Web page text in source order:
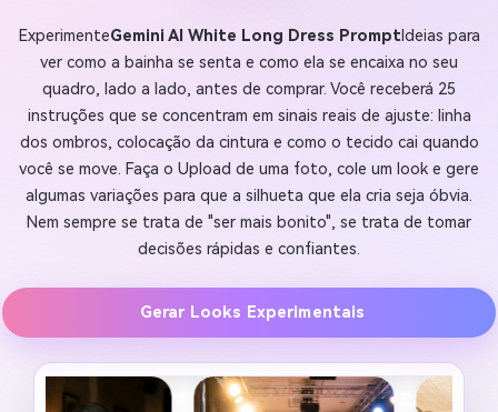
ExperimenteGemini AI White Long Dress PromptIdeias para
ver como a bainha se senta e como ela se encaixa no seu
quadro, lado a lado, antes de comprar. Você receberá 25
instruções que se concentram em sinais reais de ajuste: linha
dos ombros, colocação da cintura e como o tecido cai quando
você se move. Faça o Upload de uma foto, cole um look e gere
algumas variações para que a silhueta que ela cria seja óbvia.
Nem sempre se trata de "ser mais bonito", se trata de tomar
decisões rápidas e confiantes.
Gerar Looks Experimentais